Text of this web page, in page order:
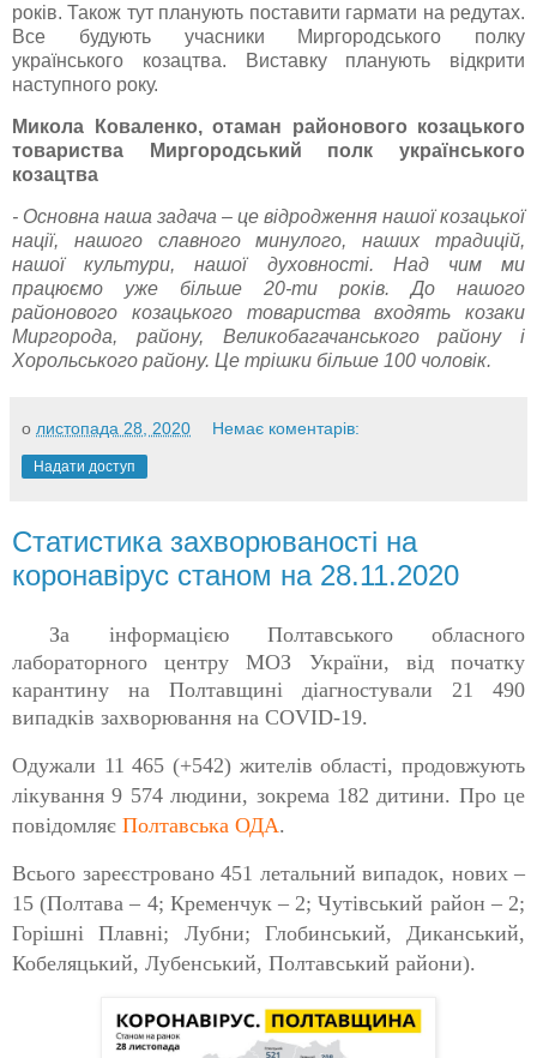
років. Також тут планують поставити гармати на редутах.
Все будують учасники Миргородського полку
українського козацтва. Виставку планують відкрити
наступного року.
Микола Коваленко, отаман районового козацького
товариства Миргородський полк українського
козацтва
- Основна наша задача – це відродження нашої козацької
нації, нашого славного минулого, наших традицій,
нашої культури, нашої духовності. Над чим ми
працюємо уже більше 20-ти років. До нашого
районового козацького товариства входять козаки
Миргорода, району, Великобагачанського району і
Хорольського району. Це трішки більше 100 чоловік.
о листопада 28, 2020 Немає коментарів:
Надати доступ
Статистика захворюваності на
коронавірус станом на 28.11.2020
За інформацією Полтавського обласного
лабораторного центру МОЗ України, від початку
карантину на Полтавщині діагностували 21 490
випадків захворювання на COVID-19.
Одужали 11 465 (+542) жителів області, продовжують
лікування 9 574 людини, зокрема 182 дитини. Про це
повідомляє Полтавська ОДА.
Всього зареєстровано 451 летальний випадок, нових –
15 (Полтава – 4; Кременчук – 2; Чутівський район – 2;
Горішні Плавні; Лубни; Глобинський, Диканський,
Кобеляцький, Лубенський, Полтавський райони).